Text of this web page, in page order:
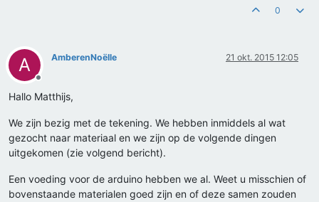
0
A
Offline
AmberenNoëlle 21 okt. 2015 12:05
Hallo Matthijs,
We zijn bezig met de tekening. We hebben inmiddels al wat
gezocht naar materiaal en we zijn op de volgende dingen
uitgekomen (zie volgend bericht).
Een voeding voor de arduino hebben we al. Weet u misschien of
bovenstaande materialen goed zijn en of deze samen zouden